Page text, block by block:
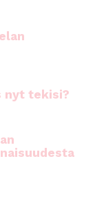
nyt tekisi?